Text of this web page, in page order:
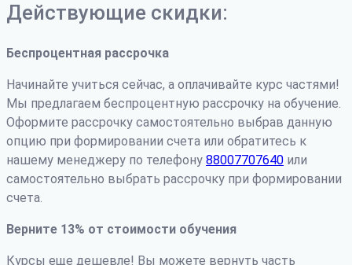
Действующие скидки:
Беспроцентная рассрочка
Начинайте учиться сейчас, а оплачивайте курс частями!
Мы предлагаем беспроцентную рассрочку на обучение.
Оформите рассрочку самостоятельно выбрав данную
опцию при формировании счета или обратитесь к
нашему менеджеру по телефону 88007707640 или
самостоятельно выбрать рассрочку при формировании
счета.
Верните 13% от стоимости обучения
Курсы еще дешевле! Вы можете вернуть часть